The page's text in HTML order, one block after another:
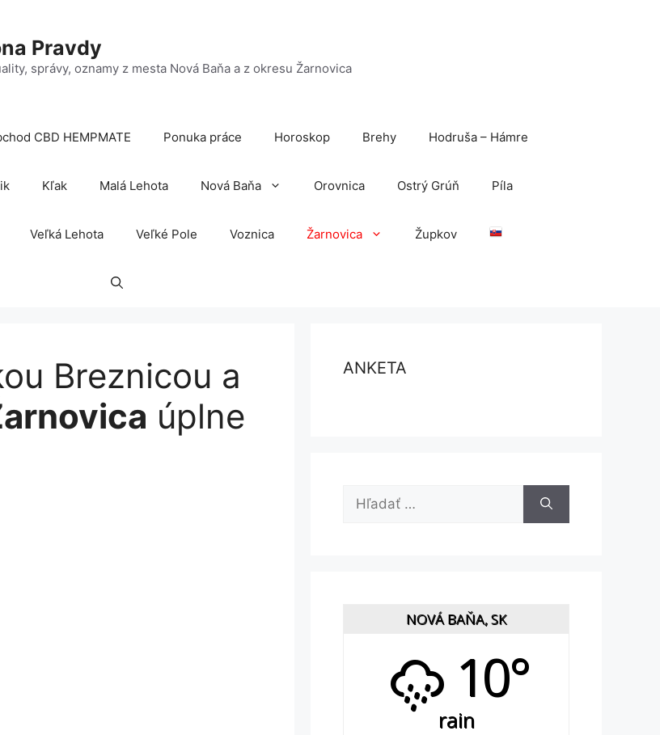
Pravdy
správy, oznamy z mesta Nová Baňa a z okresu Žarnovica
CBD HEMPMATE Ponuka práce Horoskop Brehy Hodruša – Hámre
Kľak Malá Lehota Nová Baňa Orovnica Ostrý Grúň Píla
Veľká Lehota Veľké Pole Voznica Žarnovica Župkov
Breznicou a
úplne
ANKETA
Hľadať:
NOVÁ BAŇA, SK
10°
rain